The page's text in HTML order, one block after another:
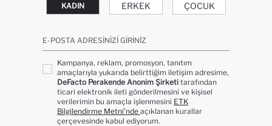
KADIN ERKEK ÇOCUK
E-POSTA ADRESINIZI GIRINIZ
Kampanya, reklam, promosyon, tanıtım
amaçlarıyla yukarıda belirttiğim iletişim adresime,
DeFacto Perakende Anonim Şirketi tarafından
ticari elektronik ileti gönderilmesini ve kişisel
verilerimin bu amaçla işlenmesini ETK
Bilgilendirme Metni’nde açıklanan kurallar
çerçevesinde kabul ediyorum.